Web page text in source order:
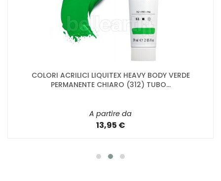
COLORI ACRILICI LIQUITEX HEAVY BODY VERDE
PERMANENTE CHIARO (312) TUBO...
A partire da
13,95 €